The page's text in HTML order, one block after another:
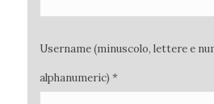
Username (minuscolo, lettere e
alphanumeric) *